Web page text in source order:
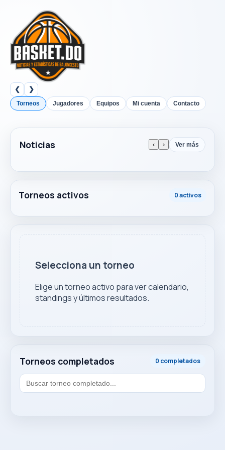
❮ ❯
Torneos Jugadores Equipos Mi cuenta Contacto
Noticias ‹ › Ver más
Torneos activos 0 activos
Torneos completados 0 completados
Selecciona un torneo
Elige un torneo activo para ver calendario,
standings y últimos resultados.